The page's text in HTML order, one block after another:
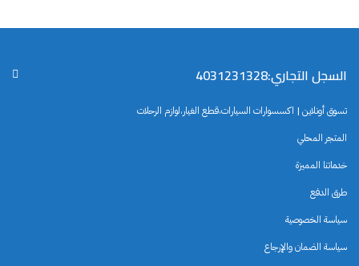
السجل التجاري:4031231328
تسوق أونلاين | اكسسوارات السيارات،قطع الغيار،لوازم الرحلات
المتجر المحلي
خدماتنا المميزة
طرق الدفع
سياسة الخصوصية
سياسة الضمان والإرجاع